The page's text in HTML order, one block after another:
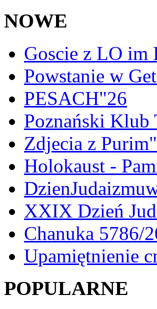
NOWE
Goscie z LO
Powstanie w
PESACH"26
Poznański Klub
Zdjecia z
Holokaust -
XXIX Dzień
Chanuka 5786/
Upamiętnienie
POPULARNE